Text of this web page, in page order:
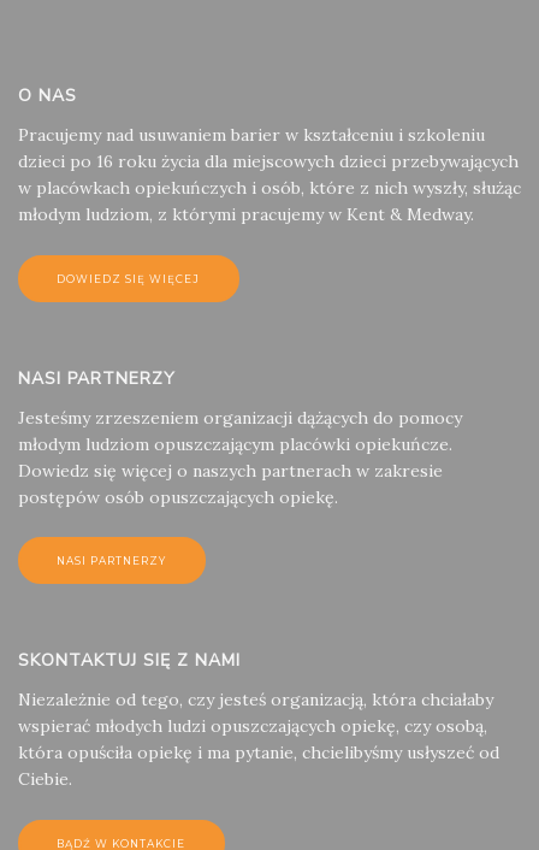
O NAS
Pracujemy nad usuwaniem barier w kształceniu i szkoleniu
dzieci po 16 roku życia dla miejscowych dzieci przebywających
w placówkach opiekuńczych i osób, które z nich wyszły, służąc
młodym ludziom, z którymi pracujemy w Kent & Medway.
DOWIEDZ SIĘ WIĘCEJ
NASI PARTNERZY
Jesteśmy zrzeszeniem organizacji dążących do pomocy
młodym ludziom opuszczającym placówki opiekuńcze.
Dowiedz się więcej o naszych partnerach w zakresie
postępów osób opuszczających opiekę.
NASI PARTNERZY
SKONTAKTUJ SIĘ Z NAMI
Niezależnie od tego, czy jesteś organizacją, która chciałaby
wspierać młodych ludzi opuszczających opiekę, czy osobą,
która opuściła opiekę i ma pytanie, chcielibyśmy usłyszeć od
Ciebie.
BĄDŹ W KONTAKCIE